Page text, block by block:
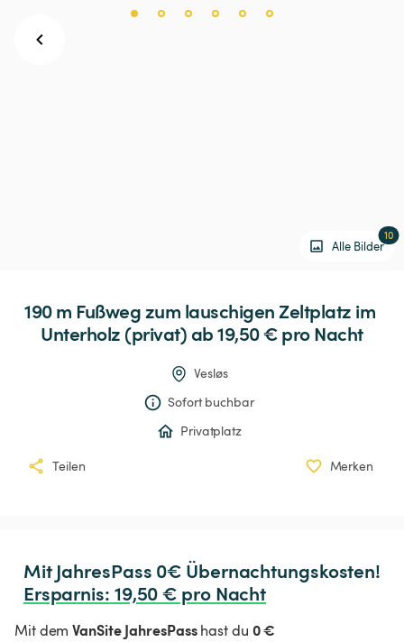
Alle Bilder
10
190m Fußwegzum lauschigenZeltplatz im
Unterholz (privat) ab 19,50 € pro Nacht
Vesløs
Sofort buchbar
Privatplatz
Teilen Merken
Ersparnis: 19,50 € pro Nacht
Mit demVanSite JahresPasshast du 0 €